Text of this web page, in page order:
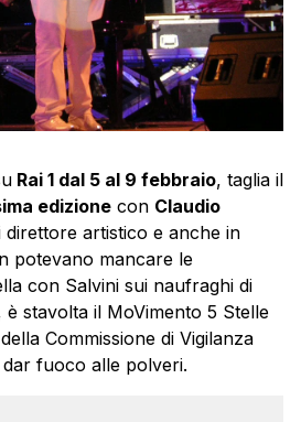
Rai 1 dal 5 al 9 febbraio, taglia il
edizione con Claudio
direttore artistico e anche in
potevano mancare le
con Salvini sui naufraghi di
è stavolta il MoVimento 5 Stelle
Commissione di Vigilanza
fuoco alle polveri.